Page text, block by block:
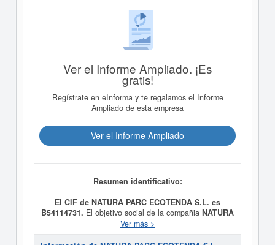
Ver el Informe Ampliado. ¡Es
gratis!
Regístrate en eInforma y te regalamos el Informe
Ampliado de esta empresa
Ver el Informe Ampliado
Resumen identificativo:
El CIF de NATURA PARC ECOTENDA S.L. es
B54114731. El objetivo social de la compañia NATURA
PARC ECOTENDA S.L.es LA COMPRA, VENTA,
ALQUILER, COMERCIALIZACION Y DISTRIBUCION
Ver más >